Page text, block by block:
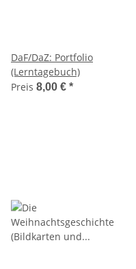
DaF/DaZ: Portfolio
(Lerntagebuch)
Preis 8,00 € *